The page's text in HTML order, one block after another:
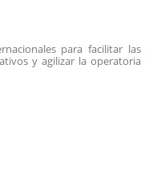
para facilitar las
y agilizar la operatoria